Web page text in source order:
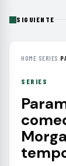
SIGUIENTE
HOME› SERIES ›
SERIES